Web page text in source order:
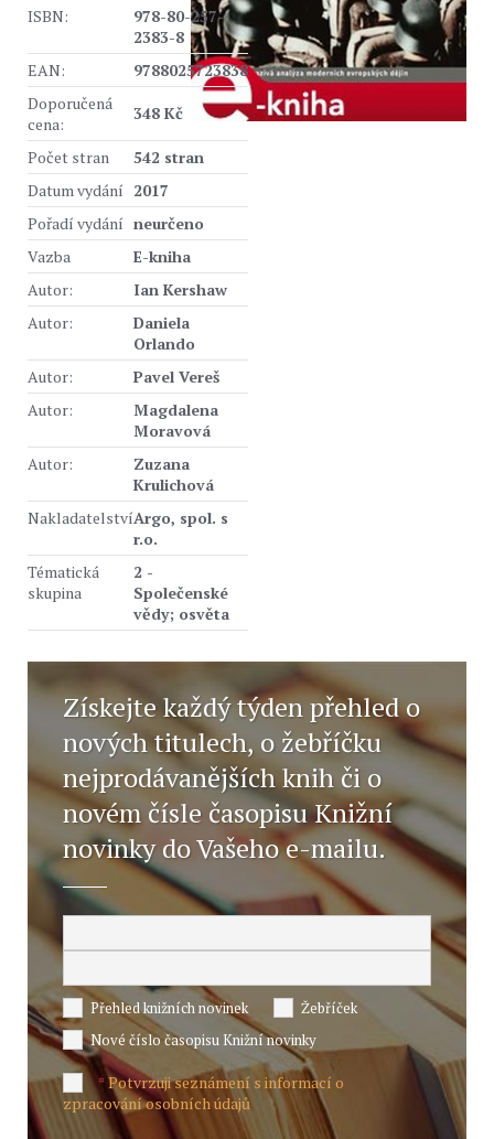
ISBN:
978-80-257-
2383-8
EAN:
9788025723838
Doporučená
cena:
348 Kč
Počet stran
542 stran
Datum vydání 2017
Pořadí vydání neurčeno
Vazba
E-kniha
Autor:
Ian Kershaw
Autor:
Daniela
Orlando
Autor:
Pavel Vereš
Autor:
Magdalena
Moravová
Autor:
Zuzana
Krulichová
NakladatelstvíArgo, spol. s
r.o.
Tématická
skupina
2 -
Společenské
vědy; osvěta
Získejte každý týden přehled o
nových titulech, o žebříčku
nejprodávanějších knih či o
novém čísle časopisu Knižní
novinky do Vašeho e-mailu.
Přehled knižních novinek
Žebříček
Nové číslo časopisu Knižní novinky
*Potvrzuji seznámení s informací o
zpracování osobních údajů